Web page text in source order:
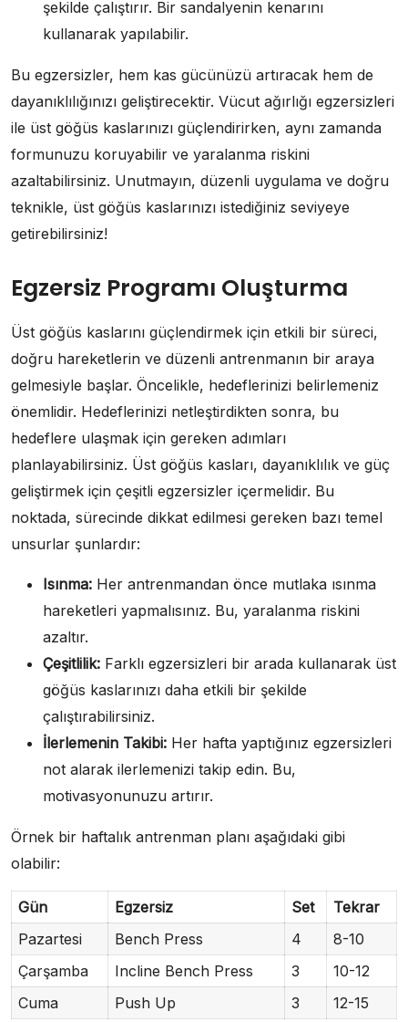
şekilde çalıştırır. Bir sandalyenin kenarını
kullanarak yapılabilir.
Bu egzersizler, hem kas gücünüzü artıracak hem de
dayanıklılığınızı geliştirecektir. Vücut ağırlığı egzersizleri
ile üst göğüs kaslarınızı güçlendirirken, aynı zamanda
formunuzu koruyabilir ve yaralanma riskini
azaltabilirsiniz. Unutmayın, düzenli uygulama ve doğru
teknikle, üst göğüs kaslarınızı istediğiniz seviyeye
getirebilirsiniz!
Egzersiz Programı Oluşturma
Üst göğüs kaslarını güçlendirmek için etkili bir süreci,
doğru hareketlerin ve düzenli antrenmanın bir araya
gelmesiyle başlar. Öncelikle, hedeflerinizi belirlemeniz
önemlidir. Hedeflerinizi netleştirdikten sonra, bu
hedeflere ulaşmak için gereken adımları
planlayabilirsiniz. Üst göğüs kasları, dayanıklılık ve güç
geliştirmek için çeşitli egzersizler içermelidir. Bu
noktada, sürecinde dikkat edilmesi gereken bazı temel
unsurlar şunlardır:
Isınma: Her antrenmandan önce mutlaka ısınma
hareketleri yapmalısınız. Bu, yaralanma riskini
azaltır.
Çeşitlilik: Farklı egzersizleri bir arada kullanarak üst
göğüs kaslarınızı daha etkili bir şekilde
çalıştırabilirsiniz.
İlerlemenin Takibi: Her hafta yaptığınız egzersizleri
not alarak ilerlemenizi takip edin. Bu,
motivasyonunuzu artırır.
Örnek bir haftalık antrenman planı aşağıdaki gibi
olabilir:
Gün Egzersiz Set
Tekrar
Pazartesi
Bench Press 4
8-10
Çarşamba
Incline Bench Press 3
10-12
Cuma
Push Up 3
12-15